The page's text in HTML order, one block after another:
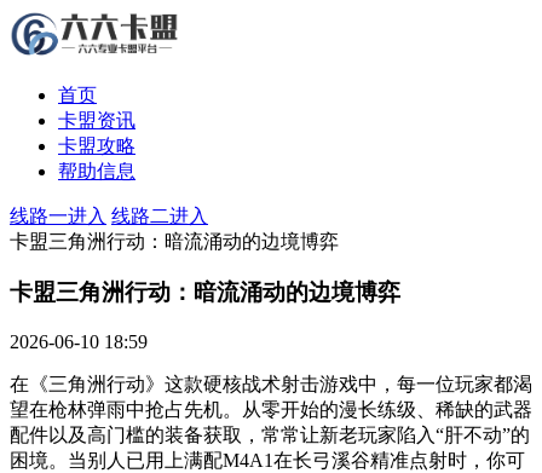
首页
卡盟资讯
卡盟攻略
帮助信息
线路一进入 线路二进入
卡盟三角洲行动：暗流涌动的边境博弈
卡盟三角洲行动：暗流涌动的边境博弈
2026-06-10 18:59
在《三角洲行动》这款硬核战术射击游戏中，每一位玩家都渴
望在枪林弹雨中抢占先机。从零开始的漫长练级、稀缺的武器
配件以及高门槛的装备获取，常常让新老玩家陷入“肝不动”的
困境。当别人已用上满配M4A1在长弓溪谷精准点射时，你可